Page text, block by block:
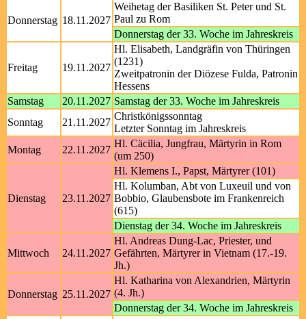
Donnerstag 18.11.2027
Weihetag der Basiliken St. Peter und St.
Paul zu Rom
Donnerstag der 33. Woche im Jahreskreis
Freitag 19.11.2027
Hl. Elisabeth, Landgräfin von Thüringen
(1231)
Zweitpatronin der Diözese Fulda, Patronin
Hessens
Samstag
20.11.2027 Samstag der 33. Woche im Jahreskreis
Sonntag
21.11.2027
Christkönigssonntag
Letzter Sonntag im Jahreskreis
Montag
22.11.2027
Hl. Cäcilia, Jungfrau, Märtyrin in Rom
(um 250)
Dienstag 23.11.2027
Hl. Klemens I., Papst, Märtyrer (101)
Hl. Kolumban, Abt von Luxeuil und von
Bobbio, Glaubensbote im Frankenreich
(615)
Dienstag der 34. Woche im Jahreskreis
Mittwoch 24.11.2027
Hl. Andreas Dung-Lac, Priester, und
Gefährten, Märtyrer in Vietnam (17.-19.
Jh.)
Donnerstag 25.11.2027
Hl. Katharina von Alexandrien, Märtyrin
(4. Jh.)
Donnerstag der 34. Woche im Jahreskreis